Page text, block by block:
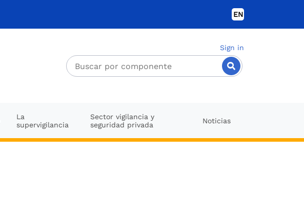
EN
Sign in
La
supervigilancia
Sector vigilancia y
seguridad privada
Noticias